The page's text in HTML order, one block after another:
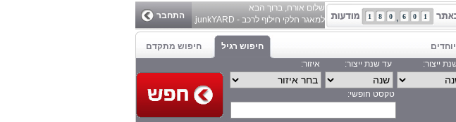
1
0
6
0
8
1
שלום אורח, ברוך הבא
למאגר חלקי חילוף לרכב - junkYARD.
התחבר
חיפוש מתקדם חיפוש רגיל
ייצור: עד שנת ייצור: איזור:
טקסט חופשי: